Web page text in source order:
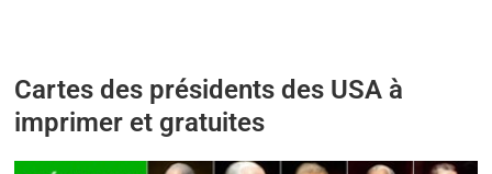
Cartes des présidents des USA à
imprimer et gratuites